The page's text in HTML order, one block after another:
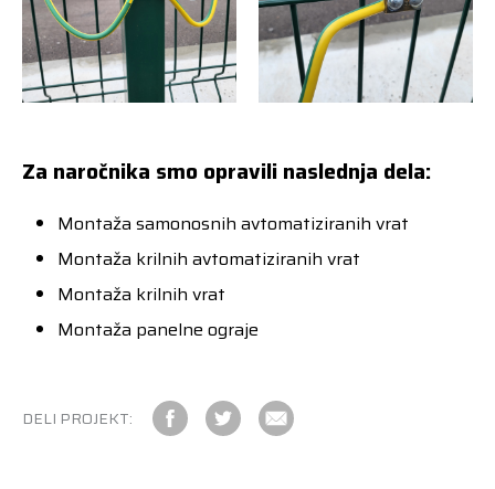
Za naročnika smo opravili naslednja dela:
Montaža samonosnih avtomatiziranih vrat
Montaža krilnih avtomatiziranih vrat
Montaža krilnih vrat
Montaža panelne ograje
DELI PROJEKT: